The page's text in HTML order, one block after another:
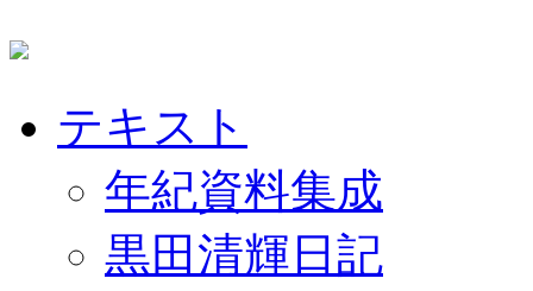
テキスト
年紀資料集成
黒田清輝日記